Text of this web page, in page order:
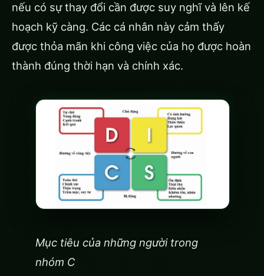
nếu có sự thay đổi cần được suy nghĩ và lên kế
hoạch kỹ càng. Các cá nhân này cảm thấy
được thỏa mãn khi công việc của họ được hoàn
thành đúng thời hạn và chính xác.
Mục tiêu của những người trong
nhóm C